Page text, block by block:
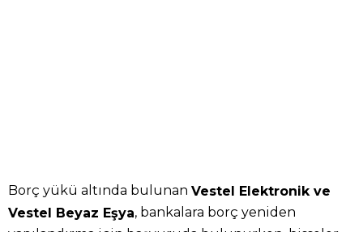
Borç yükü altında bulunan Vestel Elektronik ve
Vestel Beyaz Eşya, bankalara borç yeniden